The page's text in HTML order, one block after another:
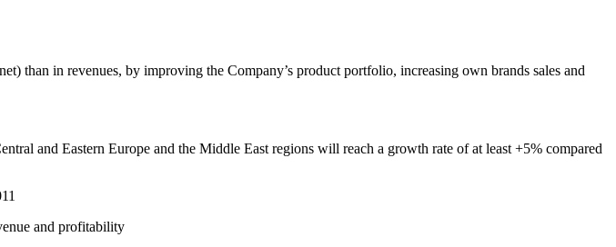
than in revenues, by improving the Company’s product portfolio, increasing own brands sales and
and Eastern Europe and the Middle East regions will reach a growth rate of at least +5% compared
and profitability